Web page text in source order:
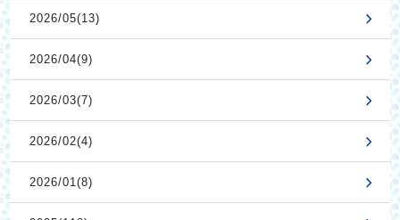
2026/05(13)
2026/04(9)
2026/03(7)
2026/02(4)
2026/01(8)